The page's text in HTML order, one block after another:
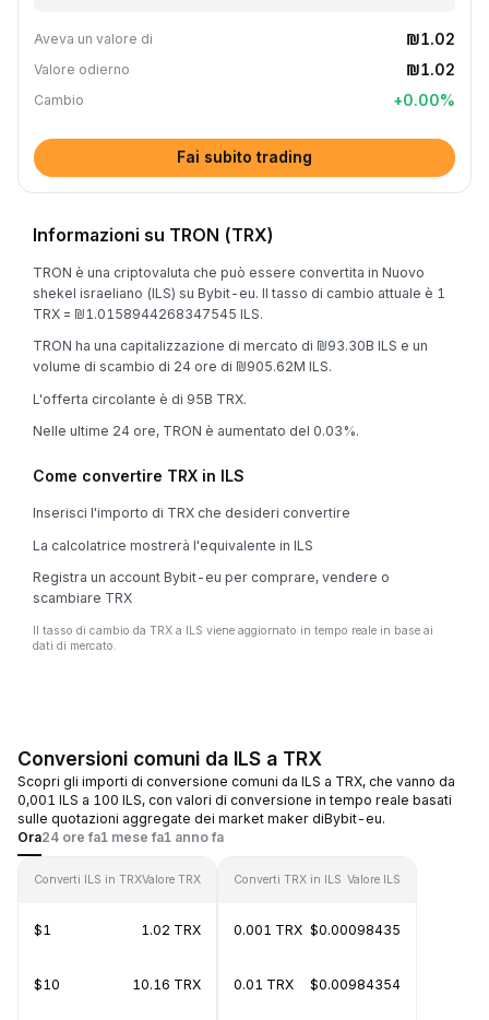
Aveva un valore di ₪1.02
Valore odierno ₪1.02
Cambio +0.00%
Fai subito trading
Informazioni su TRON (TRX)
TRON è una criptovaluta che può essere convertita in Nuovo
shekel israeliano (ILS) su Bybit-eu. Il tasso di cambio attuale è 1
TRX = ₪1.0158944268347545 ILS.
TRON ha una capitalizzazione di mercato di ₪93.30B ILS e un
volume di scambio di 24 ore di ₪905.62M ILS.
L'offerta circolante è di 95B TRX.
Nelle ultime 24 ore, TRON è aumentato del 0.03%.
Come convertire TRX in ILS
Inserisci l'importo di TRX che desideri convertire
La calcolatrice mostrerà l'equivalente in ILS
Registra un account Bybit-eu per comprare, vendere o
scambiare TRX
Il tasso di cambio da TRX a ILS viene aggiornato in tempo reale in base ai
dati di mercato.
Conversioni comuni da ILS a TRX
Scopri gli importi di conversione comuni da ILS a TRX, che vanno da
0,001 ILS a 100 ILS, con valori di conversione in tempo reale basati
sulle quotazioni aggregate dei market maker diBybit-eu.
Ora24 ore fa1 mese fa1 anno fa
Converti ILS in TRXValore TRX
$1 1.02 TRX
$10 10.16 TRX
Converti TRX in ILS Valore ILS
0.001 TRX $0.00098435
0.01 TRX $0.00984354